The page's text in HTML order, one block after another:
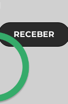
RECEBER